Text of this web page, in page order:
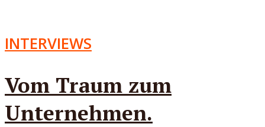
INTERVIEWS
Vom Traum zum
Unternehmen.